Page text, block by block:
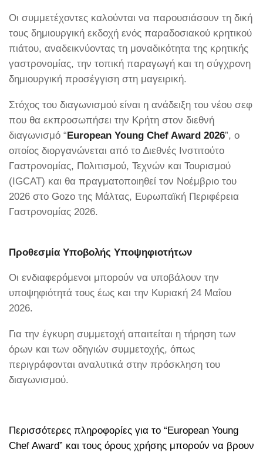
Οι συμμετέχοντες καλούνται να παρουσιάσουν τη δική
τους δημιουργική εκδοχή ενός παραδοσιακού κρητικού
πιάτου, αναδεικνύοντας τη μοναδικότητα της κρητικής
γαστρονομίας, την τοπική παραγωγή και τη σύγχρονη
δημιουργική προσέγγιση στη μαγειρική.
Στόχος του διαγωνισμού είναι η ανάδειξη του νέου σεφ
που θα εκπροσωπήσει την Κρήτη στον διεθνή
διαγωνισμό “European Young Chef Award 2026”, ο
οποίος διοργανώνεται από το Διεθνές Ινστιτούτο
Γαστρονομίας, Πολιτισμού, Τεχνών και Τουρισμού
(IGCAT) και θα πραγματοποιηθεί τον Νοέμβριο του
2026 στο Gozo της Μάλτας, Ευρωπαϊκή Περιφέρεια
Γαστρονομίας 2026.
Προθεσμία Υποβολής Υποψηφιοτήτων
Οι ενδιαφερόμενοι μπορούν να υποβάλουν την
υποψηφιότητά τους έως και την Κυριακή 24 Μαΐου
2026.
Για την έγκυρη συμμετοχή απαιτείται η τήρηση των
όρων και των οδηγιών συμμετοχής, όπως
περιγράφονται αναλυτικά στην πρόσκληση του
διαγωνισμού.
Περισσότερες πληροφορίες για το “European Young
Chef Award” και τους όρους χρήσης μπορούν να βρουν